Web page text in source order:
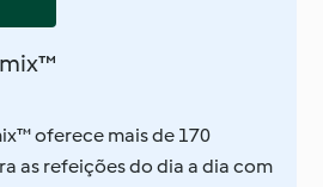
oferece mais de 170
as refeições do dia a dia com